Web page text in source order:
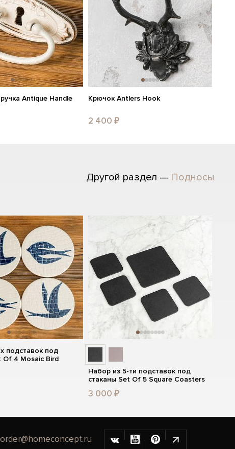
Antique Handle
Крючок Antlers Hook
2 400 ₽
Другой раздел — Подносы
подставок под
Of 4 Mosaic Bird
Набор из 5-ти подставок под
стаканы Set Of 5 Square Coasters
3 000 ₽
order@homeconcept.ru